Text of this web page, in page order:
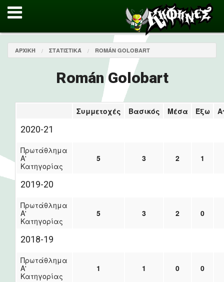
ΑΡΧΙΚΉ ΣΤΑΤΙΣΤΙΚΆ ROMÁN GOLOBART
Román Golobart
Συμμετοχές Βασικός Μέσα Έξω
2020-21
Πρωτάθλημα
Α'
Κατηγορίας
5 3 2 1
2019-20
Πρωτάθλημα
Α'
Κατηγορίας
5 3 2 0
2018-19
Πρωτάθλημα
Α'
Κατηγορίας
1 1 0 0